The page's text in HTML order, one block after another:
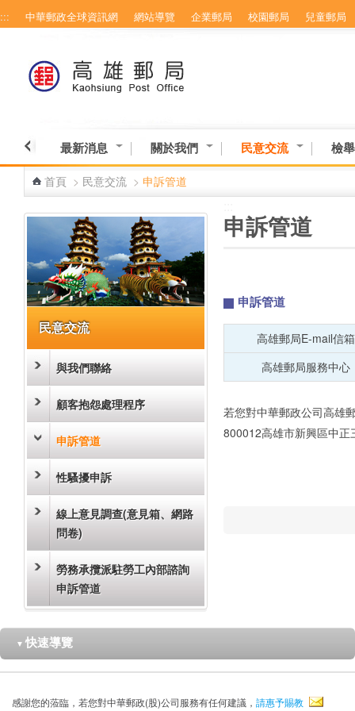
跳到主要內容區塊
::: 中華郵政全球資訊網 網站導覽 企業郵局 校園郵局 兒童郵局
最新消息 關於我們 民意交流 檢
首頁 > 民意交流 > 申訴管道
民意交流
與我們聯絡
顧客抱怨處理程序
申訴管道
性騷擾申訴
線上意見調查(意見箱、網路
問卷)
勞務承攬派駐勞工內部諮詢
申訴管道
申訴管道
申訴管道
高雄郵局E-mail信箱
高雄郵局服務中心
若您對中華郵政公司高雄
800012高雄市新興區中
▼ 快速導覽
感謝您的蒞臨，若您對中華郵政(股)公司服務有任何建議， 請惠予賜教